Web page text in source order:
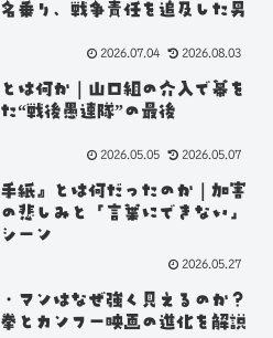
乗り、戦争責任を追及した男
2026.07.04 2026.08.03
は何か｜山口組の介入で幕を
“戦後愚連隊”の最後
2026.05.05 2026.05.07
紙』とは何だったのか｜加害
悲しみと「言葉にできない」
ーン
2026.05.27
マンはなぜ強く見えるのか？
拳とカンフー映画の進化を解説